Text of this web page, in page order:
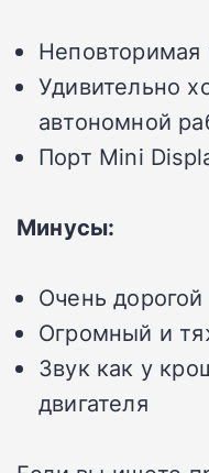
Неповторимая
Удивительно
автономной
Порт Mini
Минусы:
Очень дорогой
Огромный и
Звук как у
двигателя